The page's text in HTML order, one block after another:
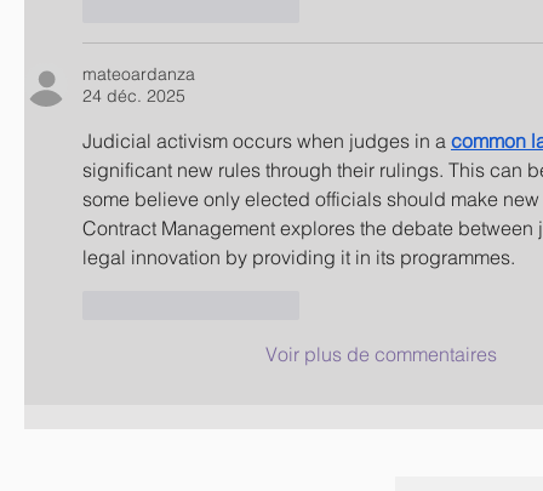
mateoardanza
24 déc. 2025
Judicial activism occurs when judges in a common
significant new rules through their rulings. This can
some believe only elected officials should make
Contract Management explores the debate
legal innovation by providing it in its programmes.
Voir plus de commentaires